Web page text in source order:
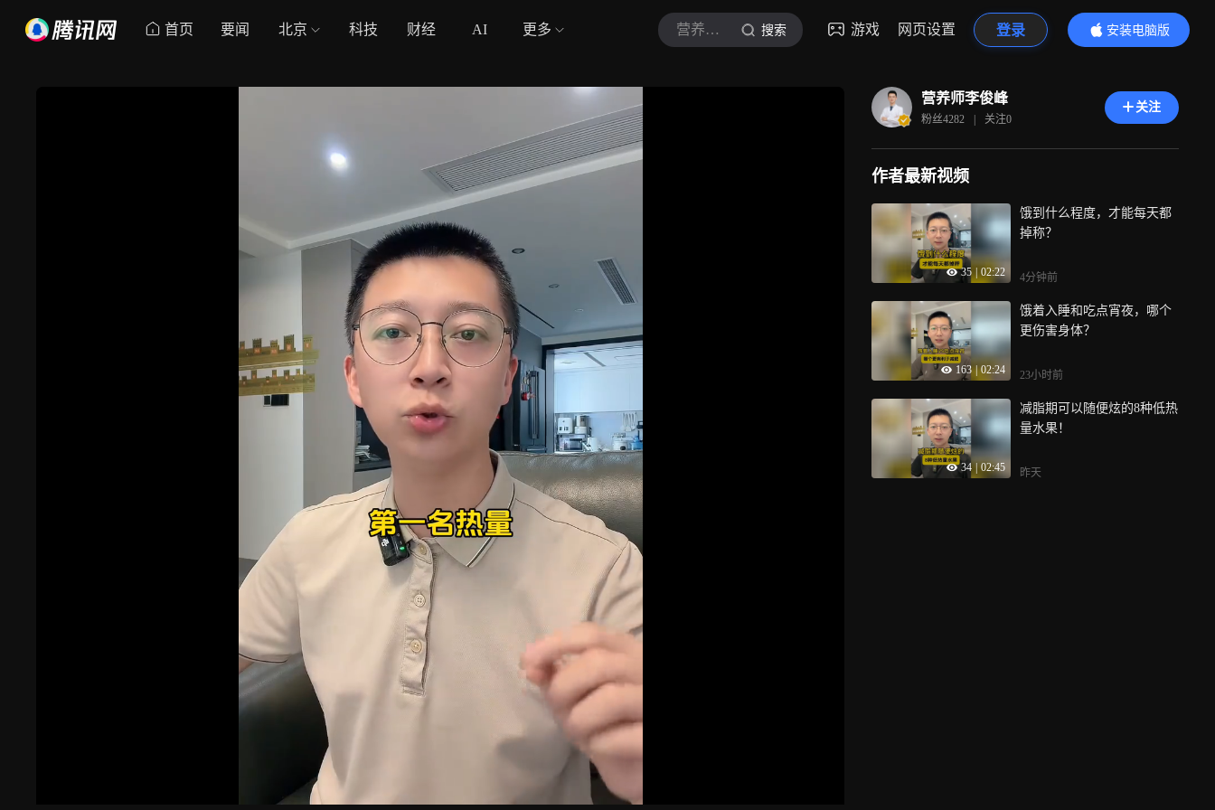
首页 要闻 北京 科技 财经 AI 更多 营养师李俊峰 搜索 游戏 网页设置 登录
安装电脑版
内容更精彩
营养师李俊峰
粉丝4282 | 关注0
关注
作者最新视频
35 02:22
饿到什么程度，才能每天都
掉称？
4分钟前
163 02:24
饿着入睡和吃点宵夜，哪个
更伤害身体？
23小时前
34 | 02:45
减脂期可以随便炫的8种低热
量水果！
昨天